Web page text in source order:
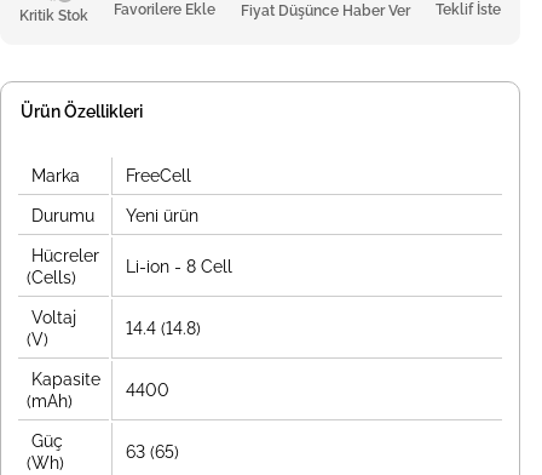
Kritik Stok Favorilere Ekle Fiyat Düşünce Haber Ver Teklif İste
Ürün Özellikleri
Marka FreeCell
Durumu Yeni ürün
Hücreler
(Cells)
Li-ion - 8 Cell
Voltaj
(V)
14.4 (14.8)
Kapasite
(mAh)
4400
Güç
(Wh)
63 (65)